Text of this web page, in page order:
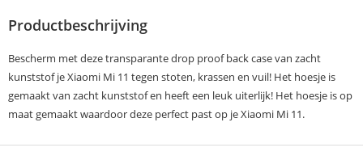
Productbeschrijving
Bescherm met deze transparante drop proof back case van zacht
kunststof je Xiaomi Mi 11 tegen stoten, krassen en vuil! Het hoesje is
gemaakt van zacht kunststof en heeft een leuk uiterlijk! Het hoesje is op
maat gemaakt waardoor deze perfect past op je Xiaomi Mi 11.